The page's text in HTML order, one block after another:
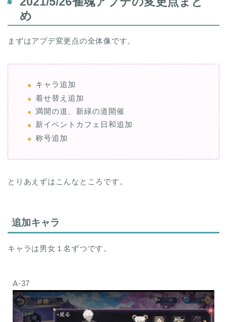
め
まずはアプデ変更点の全体像です。
キャラ追加
着せ替え追加
満開の道、新緑の道開催
新イベントカフェ日和追加
称号追加
とりあえずはこんなところです。
追加キャラ
キャラは男女１名ずつです。
A-37